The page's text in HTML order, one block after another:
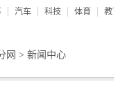
汽车 科技 体育 教
网 > 新闻中心